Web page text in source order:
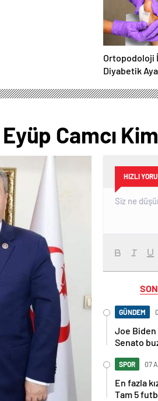
Ortopodoloji
Diyabetik
Camcı
HIZLI
GÜNDEM
Joe Biden
Senato
SPOR 07
En fazla
Tam 5